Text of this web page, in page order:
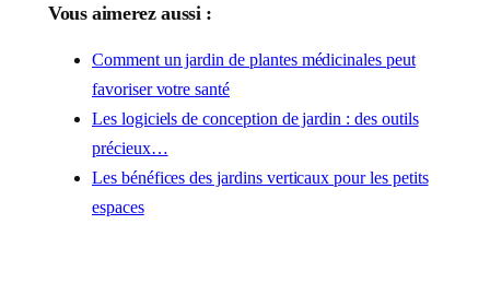
Vous aimerez aussi :
Comment un jardin de plantes médicinales peut
favoriser votre santé
Les logiciels de conception de jardin : des outils
précieux…
Les bénéfices des jardins verticaux pour les petits
espaces